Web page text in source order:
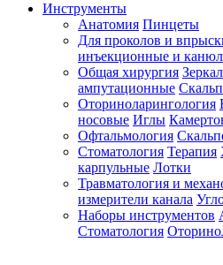
Инструменты
Анатомия Пинцеты
Для проколов и
инъекционные и
Общая хирургия
ампутационные
Оториноларингология
носовые Иглы
Офтальмология
Стоматология Терапия
карпульные Лотки
Травматология и
измерители канала
Наборы инструментов
Стоматология